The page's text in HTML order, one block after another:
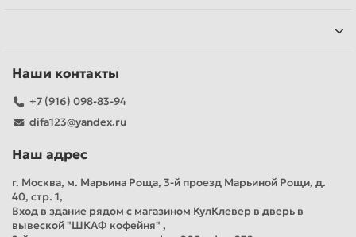
Наши контакты
+7 (916) 098-83-94
difa123@yandex.ru
Наш адрес
г. Москва, м. Марьина Роща, 3-й проезд Марьиной Рощи, д.
40, стр. 1,
Вход в здание рядом с магазином КулКлевер в дверь в
вывеской "ШКАФ кофейня" ,